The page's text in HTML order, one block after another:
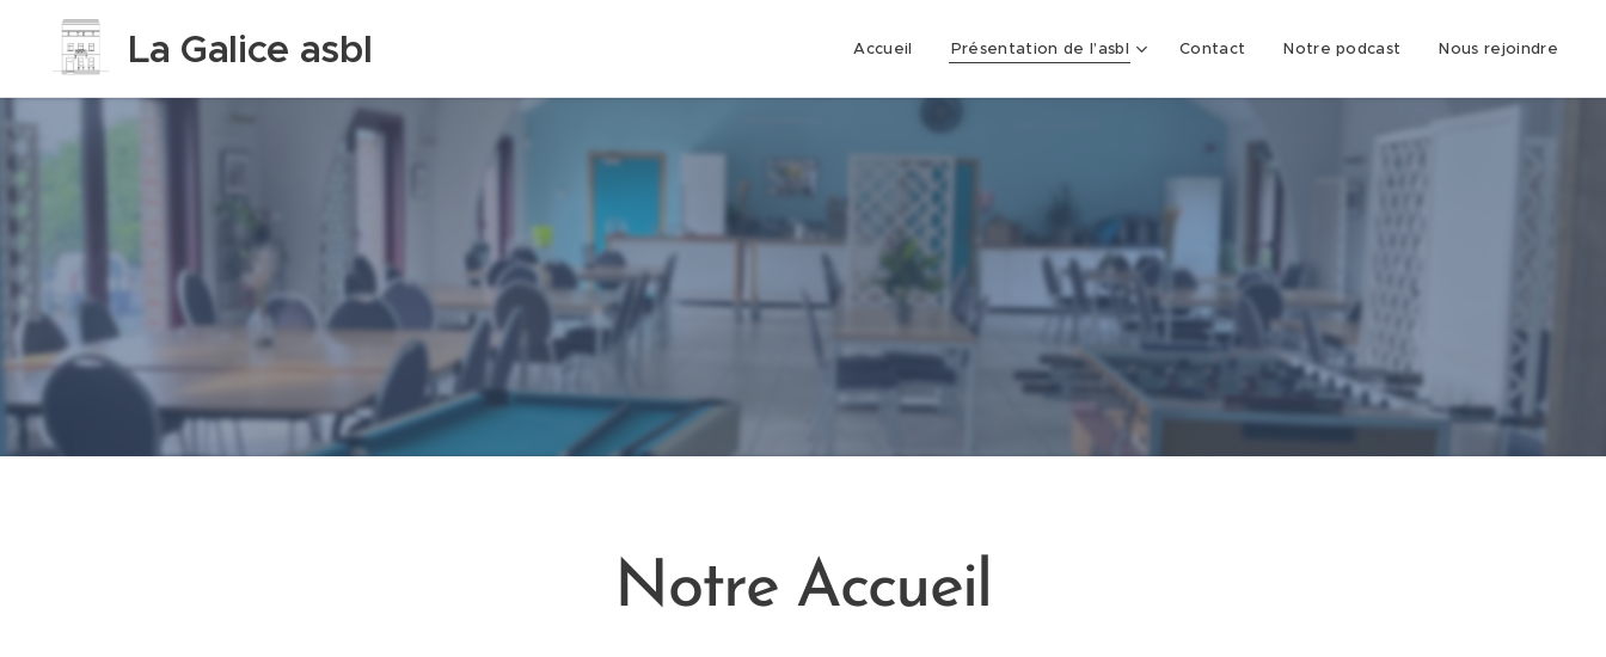
La Galice asbl Accueil Présentation de l’asbl Contact Notre podcast Nous rejoindre
Notre Accueil